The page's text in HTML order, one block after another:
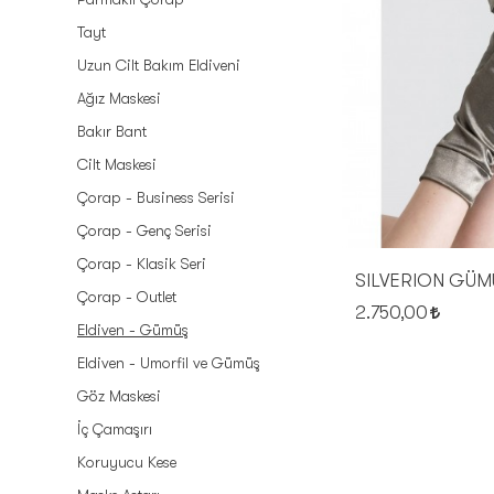
Tayt
Uzun Cilt Bakım Eldiveni
Ağız Maskesi
Bakır Bant
Cilt Maskesi
Çorap - Business Serisi
Çorap - Genç Serisi
Çorap - Klasik Seri
Çorap - Outlet
Eldiven - Gümüş
Eldiven - Umorfil ve Gümüş
Göz Maskesi
İç Çamaşırı
Koruyucu Kese
2.750,00
SEPETE EKLE